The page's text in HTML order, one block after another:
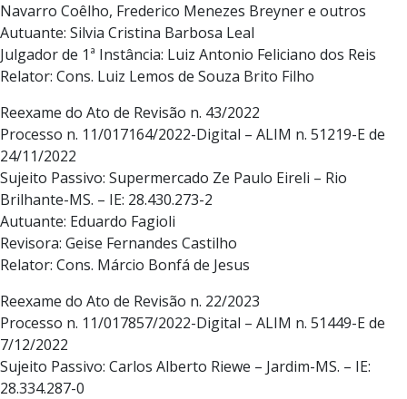
Navarro Coêlho, Frederico Menezes Breyner e outros
Autuante: Silvia Cristina Barbosa Leal
Julgador de 1ª Instância: Luiz Antonio Feliciano dos Reis
Relator: Cons. Luiz Lemos de Souza Brito Filho
Reexame do Ato de Revisão n. 43/2022
Processo n. 11/017164/2022-Digital – ALIM n. 51219-E de
24/11/2022
Sujeito Passivo: Supermercado Ze Paulo Eireli – Rio
Brilhante-MS. – IE: 28.430.273-2
Autuante: Eduardo Fagioli
Revisora: Geise Fernandes Castilho
Relator: Cons. Márcio Bonfá de Jesus
Reexame do Ato de Revisão n. 22/2023
Processo n. 11/017857/2022-Digital – ALIM n. 51449-E de
7/12/2022
Sujeito Passivo: Carlos Alberto Riewe – Jardim-MS. – IE:
28.334.287-0